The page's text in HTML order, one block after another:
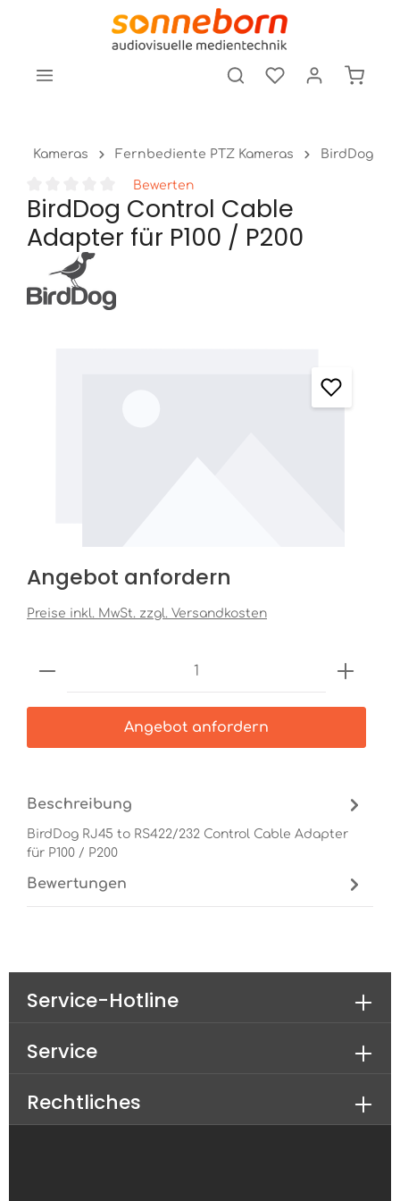
springen
Kameras Fernbediente PTZ Kameras BirdDog
Durchschnittliche Bewertung von 0 von 5 Sternen
Bewerten
BirdDog Control Cable
Adapter für P100 / P200
Angebot anfordern
Preise inkl. MwSt. zzgl. Versandkosten
Produkt Anzahl: Gib den
Angebot anfordern
Beschreibung
BirdDog RJ45 to RS422/232 Control Cable Adapter
für P100 / P200
Bewertungen
Service-Hotline
Service
Rechtliches